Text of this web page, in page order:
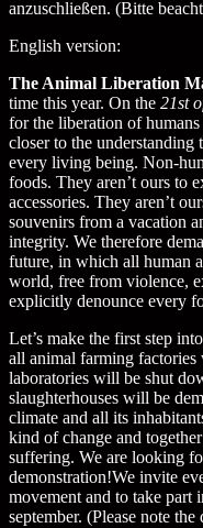
anzuschließen. (Bitte
English version:
The Animal Liberation
time this year. On the 21st
for the liberation of
closer to the
every living being. Non-
foods. They aren’t ours to
accessories. They aren’t
souvenirs from a vacation
integrity. We therefore
future, in which all human
world, free from violence,
explicitly denounce every
Let’s make the first step
all animal farming
laboratories will be shut
slaughterhouses will be
climate and all its
kind of change and
suffering. We are looking
demonstration!We invite
movement and to take part
september. (Please note the